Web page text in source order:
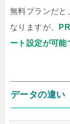
無料プランだと
なりますが、
ート設定が可能
データの違い